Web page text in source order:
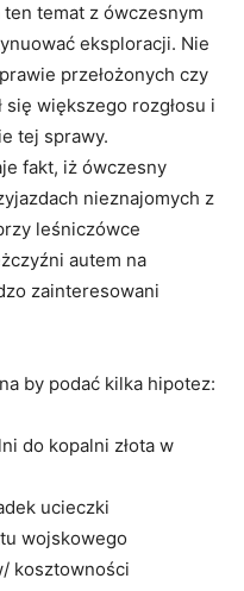
temat z ówczesnym
eksploracji. Nie
przełożonych czy
się większego rozgłosu i
tej sprawy.
fakt, iż ówczesny
nieznajomych z
leśniczówce
autem na
zainteresowani
by podać kilka hipotez:
do kopalni złota w
ucieczki
wojskowego
kosztowności